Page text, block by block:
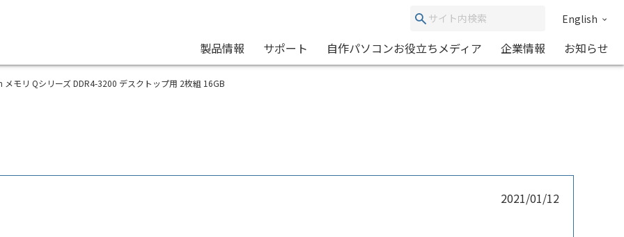
English
製品情報 サポート 自作パソコンお役立ちメディア 企業情報 お知らせ
メモリ Qシリーズ DDR4-3200 デスクトップ用 2枚組 16GB
2021/01/12